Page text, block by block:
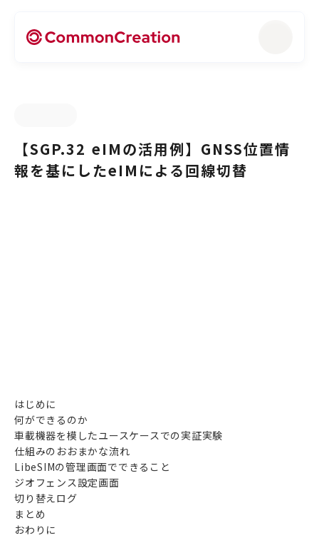
【SGP.32 eIMの活用例】GNSS位置情
報を基にしたeIMによる回線切替
はじめに
何ができるのか
車載機器を模したユースケースでの実証実験
仕組みのおおまかな流れ
LibeSIMの管理画面でできること
ジオフェンス設定画面
切り替えログ
まとめ
おわりに